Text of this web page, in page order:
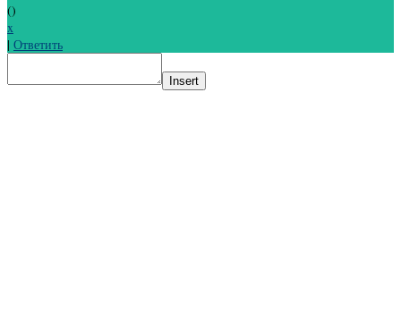
()
x
| Ответить
Insert